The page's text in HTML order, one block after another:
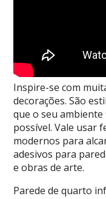
Inspire-se com
decorações. São
que o seu
possível. Vale usar
modernos para
adesivos para
e obras de arte.
Parede de quarto